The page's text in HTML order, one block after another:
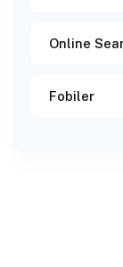
Online
Fobiler